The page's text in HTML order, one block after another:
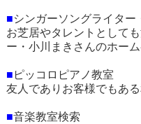
■シンガーソングライター
お芝居やタレントとして
ー・小川まきさんのホーム
■ ピッコロピアノ教室
友人でありお客様でもあ
■音楽教室検索